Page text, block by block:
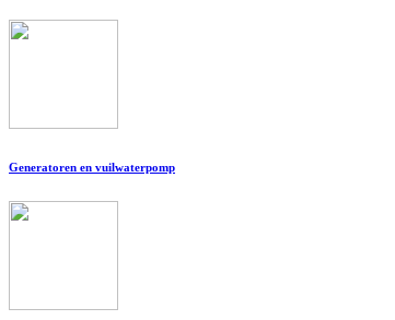
Generatoren en vuilwaterpomp